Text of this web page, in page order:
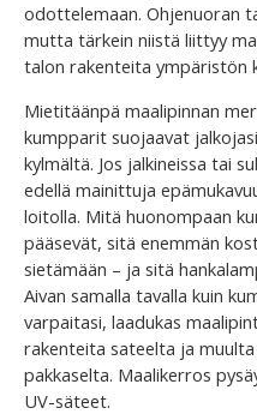
odottelemaan. Ohjenuoran
mutta tärkein niistä liittyy
talon rakenteita ympäristön
Mietitäänpä maalipinnan
kumpparit suojaavat
kylmältä. Jos jalkineissa tai
edellä mainittuja
loitolla. Mitä huonompaan
pääsevät, sitä enemmän
sietämään – ja sitä
Aivan samalla tavalla kuin
varpaitasi, laadukas
rakenteita sateelta ja
pakkaselta. Maalikerros
UV-säteet.